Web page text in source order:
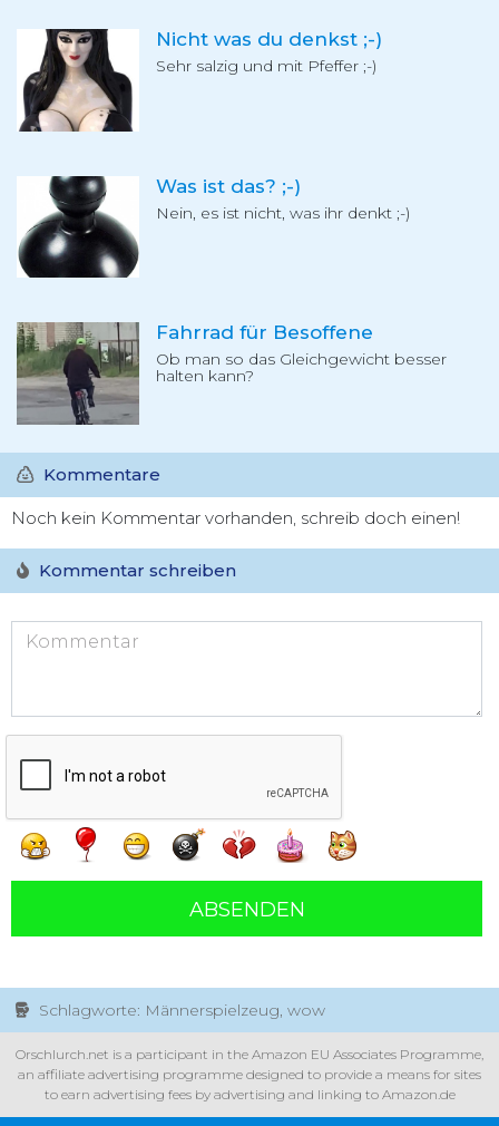
Nicht was du denkst ;-)
Sehr salzig und mit Pfeffer ;-)
Was ist das? ;-)
Nein, es ist nicht, was ihr denkt ;-)
Fahrrad für Besoffene
Ob man so das Gleichgewicht besser
halten kann?
Kommentare
Noch kein Kommentar vorhanden, schreib doch einen!
Kommentar schreiben
ABSENDEN
Schlagworte: Männerspielzeug, wow
Orschlurch.net is a participant in the Amazon EU Associates Programme,
an affiliate advertising programme designed to provide a means for sites
to earn advertising fees by advertising and linking to Amazon.de